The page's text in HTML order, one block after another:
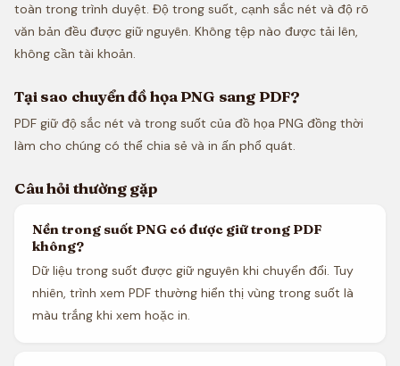
toàn trong trình duyệt. Độ trong suốt, cạnh sắc nét và độ rõ
văn bản đều được giữ nguyên. Không tệp nào được tải lên,
không cần tài khoản.
Tại sao chuyển đồ họa PNG sang PDF?
PDF giữ độ sắc nét và trong suốt của đồ họa PNG đồng thời
làm cho chúng có thể chia sẻ và in ấn phổ quát.
Câu hỏi thường gặp
Nền trong suốt PNG có được giữ trong PDF
không?
Dữ liệu trong suốt được giữ nguyên khi chuyển đổi. Tuy
nhiên, trình xem PDF thường hiển thị vùng trong suốt là
màu trắng khi xem hoặc in.